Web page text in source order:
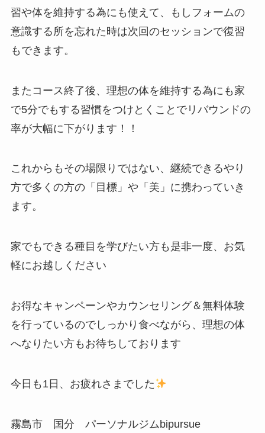
習や体を維持する為にも使えて、もしフォームの
意識する所を忘れた時は次回のセッションで復習
もできます。
またコース終了後、理想の体を維持する為にも家
で5分でもする習慣をつけとくことでリバウンドの
率が大幅に下がります！！
これからもその場限りではない、継続できるやり
方で多くの方の「目標」や「美」に携わっていき
ます。
家でもできる種目を学びたい方も是非一度、お気
軽にお越しください
お得なキャンペーンやカウンセリング＆無料体験
を行っているのでしっかり食べながら、理想の体
へなりたい方もお待ちしております
今日も1日、お疲れさまでした
霧島市 国分 パーソナルジムbipursue